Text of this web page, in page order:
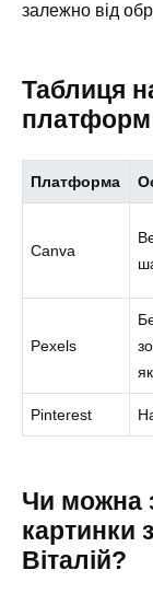
залежно від
Таблиця
платформ
Платформа
Canva
Pexels
Pinterest
Чи можна
картинки
Віталій?